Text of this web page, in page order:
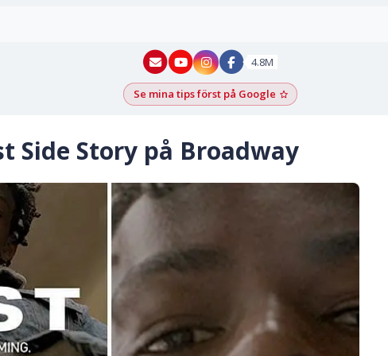
New York - YouTube
New York - Instagram
4.8M
Se mina tips först på GoogleLägg till som
Side Story på Broadway